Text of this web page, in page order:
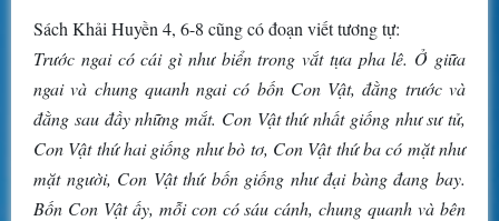
Sách Khải Huyền 4, 6-8 cũng có đoạn viết tương tự:
Trước ngai có cái gì như biển trong vắt tựa pha lê. Ở giữa
ngai và chung quanh ngai có bốn Con Vật, đằng trước và
đằng sau đầy những mắt. Con Vật thứ nhất giống như sư tử,
Con Vật thứ hai giống như bò tơ, Con Vật thứ ba có mặt như
mặt người, Con Vật thứ bốn giống như đại bàng đang bay.
Bốn Con Vật ấy, mỗi con có sáu cánh, chung quanh và bên